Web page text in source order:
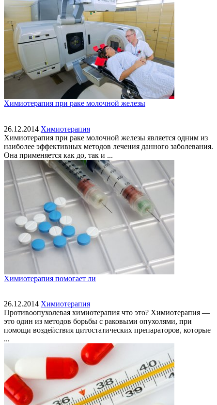
Химиотерапия при раке молочной железы
26.12.2014 Химиотерапия
Химиотерапия при раке молочной железы является одним из
наиболее эффективных методов лечения данного заболевания.
Она применяется как до, так и ...
Химиотерапия помогает ли
26.12.2014 Химиотерапия
Противоопухолевая химиотерапия что это? Химиотерапия —
это один из методов борьбы с раковыми опухолями, при
помощи воздействия цитостатических препараторов, которые
...